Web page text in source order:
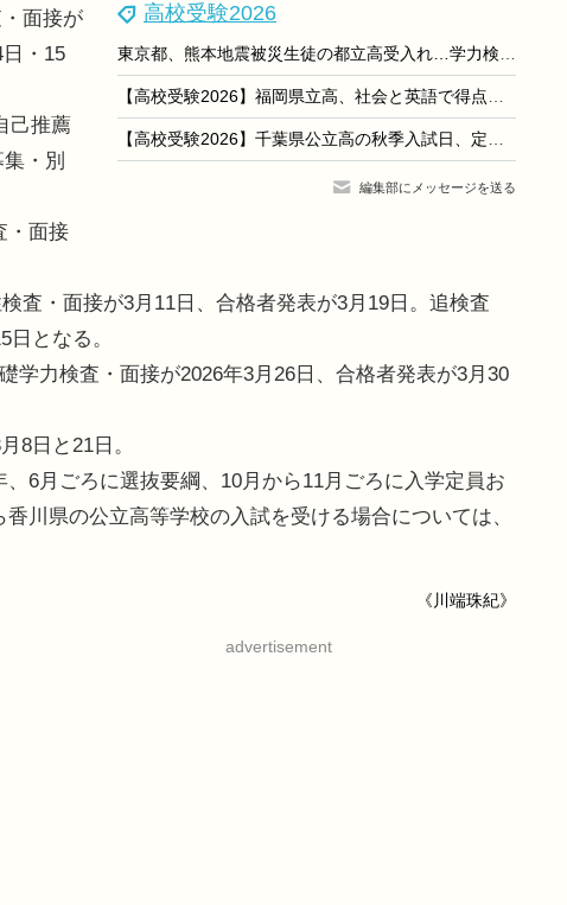
高校受験2026
東京都、熊本地震被災生徒の都立高受入れ…学力検査なし・授業料免除
【高校受験2026】福岡県立高、社会と英語で得点率ダウン
【高校受験2026】千葉県公立高の秋季入試日、定時制8/25・通信制9/4
編集部にメッセージを送る
面接が
・15
己推薦
・別
・面接
査・面接が3月11日、合格者発表が3月19日。追検査
となる。
力検査・面接が2026年3月26日、合格者発表が3月30
8日と21日。
6月ごろに選抜要綱、10月から11月ごろに入学定員お
川県の公立高等学校の入試を受ける場合については、
《川端珠紀》
advertisement